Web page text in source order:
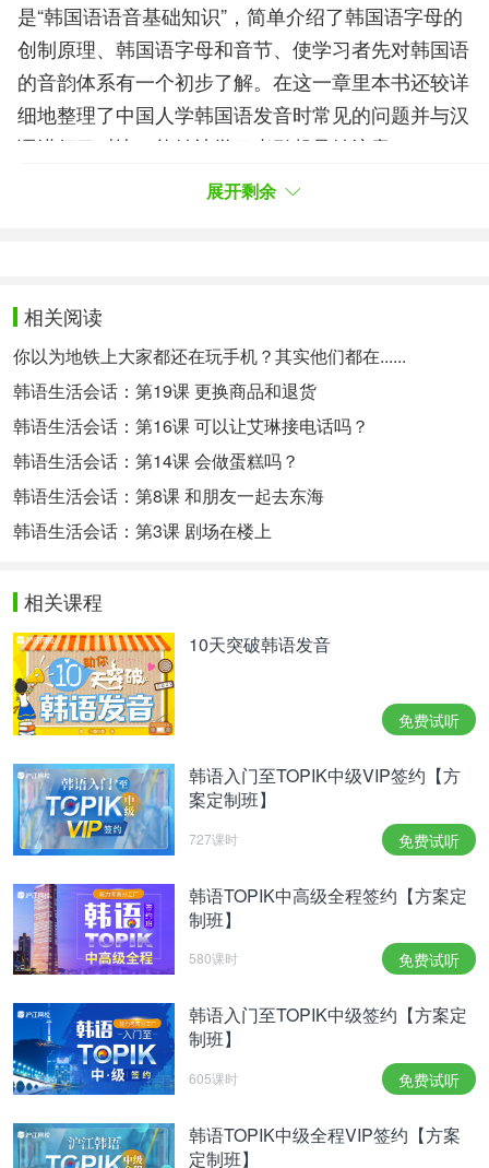
是“韩国语语音基础知识”，简单介绍了韩国语字母的
创制原理、韩国语字母和音节、使学习者先对韩国语
的音韵体系有一个初步了解。在这一章里本书还较详
细地整理了中国人学韩国语发音时常见的问题并与汉
语进行了对比，能够让学习者引起足够注意。
特别提醒：如果您对韩语语言学习感兴趣，想要深入
以上是为大家介绍的韩语topik2级难考吗，希望可以
切实帮助到大家。更多韩语学习相关信息，可以关注
沪江网查询。
相关热点：白智英
展开剩余
相关阅读
你以为地铁上大家都还在玩手机？其实他们都在......
韩语生活会话：第19课 更换商品和退货
韩语生活会话：第16课 可以让艾琳接电话吗？
韩语生活会话：第14课 会做蛋糕吗？
韩语生活会话：第8课 和朋友一起去东海
韩语生活会话：第3课 剧场在楼上
相关课程
10天突破韩语发音
免费试听
韩语入门至TOPIK中级VIP签约【方
案定制班】
727课时 免费试听
韩语TOPIK中高级全程签约【方案定
制班】
580课时 免费试听
韩语入门至TOPIK中级签约【方案定
制班】
605课时 免费试听
韩语TOPIK中级全程VIP签约【方案
定制班】